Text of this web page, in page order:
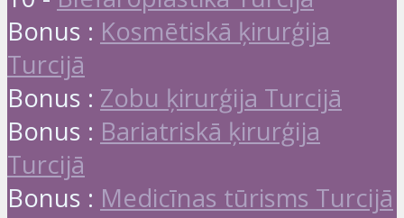
Bonus : Kosmētiskā ķirurģija
Turcijā
Bonus : Zobu ķirurģija Turcijā
Bonus : Bariatriskā ķirurģija
Turcijā
Bonus : Medicīnas tūrisms Turcijā